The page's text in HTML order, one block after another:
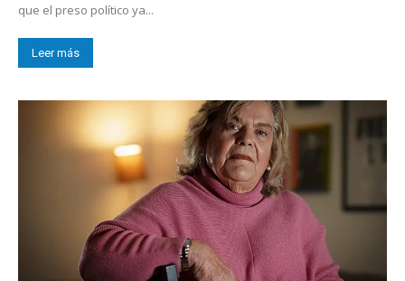
que el preso político ya...
Leer más